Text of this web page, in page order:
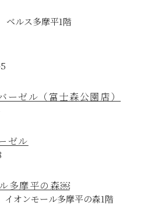
ルス多摩平1階
ゼル（富士森公園店）
ゼル
多摩平の森￼
オンモール多摩平の森1階